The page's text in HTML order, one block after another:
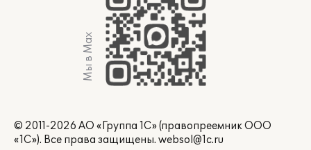
Мы в Max
© 2011-2026 АО «Группа 1С» (правопреемник ООО
«1С»). Все права защищены. websol@1c.ru